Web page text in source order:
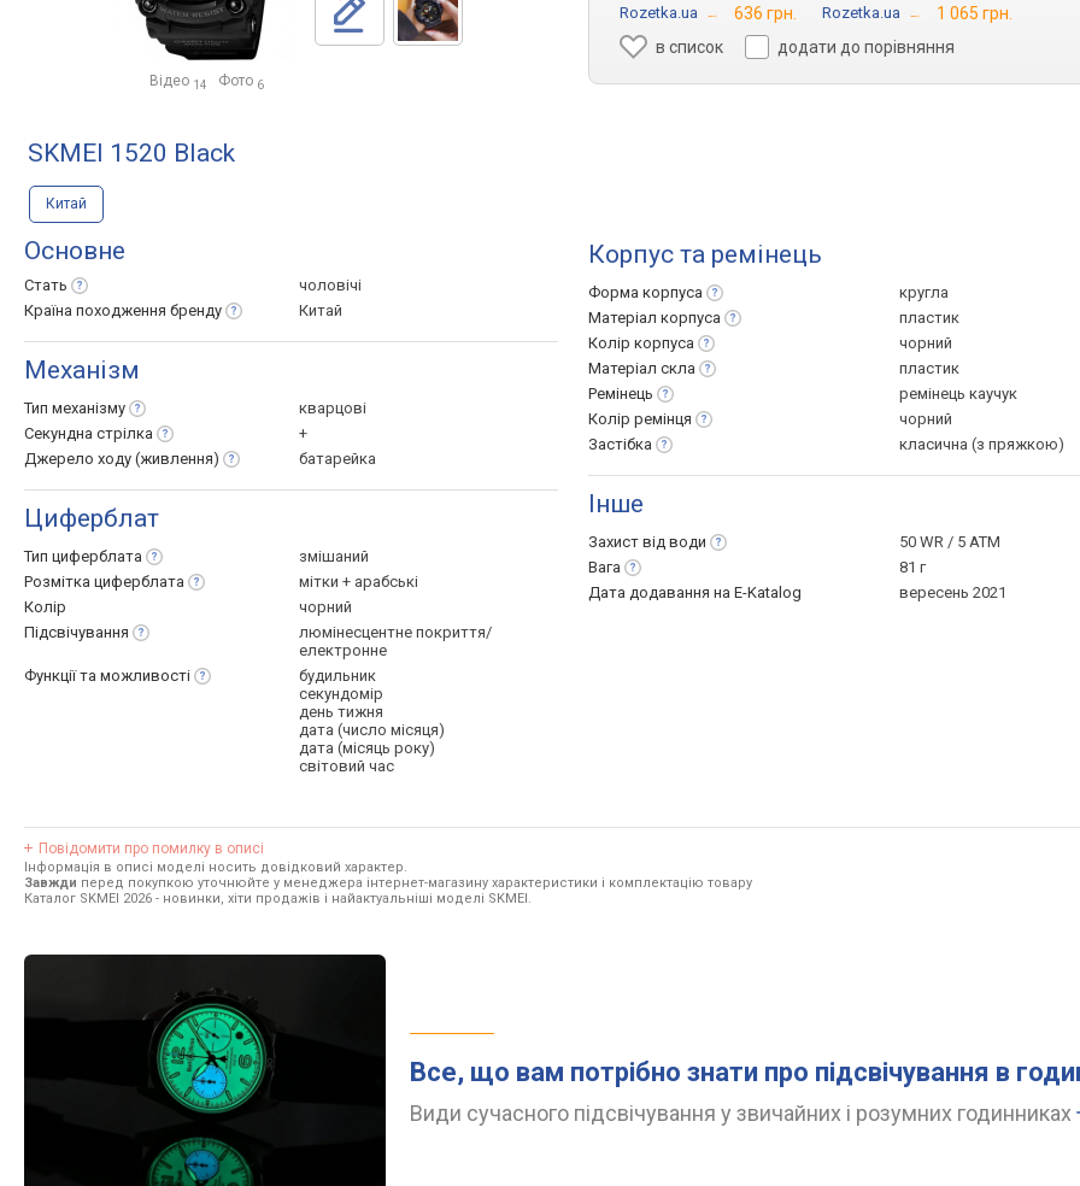
Відео 14 Фото 6
Rozetka.ua → 636 грн. Rozetka.ua →
1 065 грн.
в список
додати до порівняння
SKMEI 1520 Black
Китай
Основне
Стать
чоловічі
Країна походження бренду Китай
Механізм
Тип механізму
кварцові
Секундна стрілка
+
Джерело ходу (живлення) батарейка
Циферблат
Тип циферблата
змішаний
Розмітка циферблата
мітки + арабські
Колір
чорний
Підсвічування
люмінесцентне покриття/
електронне
Функції та можливості
будильник
секундомір
день тижня
дата (число місяця)
дата (місяць року)
світовий час
Корпус та ремінець
Форма корпуса
кругла
Матеріал корпуса
пластик
Колір корпуса
чорний
Матеріал скла
пластик
Ремінець
ремінець каучук
Колір ремінця
чорний
Застібка
класична (з пряжкою)
Інше
Захист від води
50 WR / 5 ATM
Вага
81 г
Дата додавання на E-Katalog
вересень 2021
Повідомити про помилку в описі
Інформація в описі моделі носить довідковий характер.
Завжди перед покупкою уточнюйте у менеджера інтернет-магазину характеристики і комплектацію товару
Каталог SKMEI 2026 - новинки, хіти продажів і найактуальніші моделі SKMEI.
Все, що вам потрібно знати про підсвічування в
Види сучасного підсвічування у звичайних і розумних годинниках